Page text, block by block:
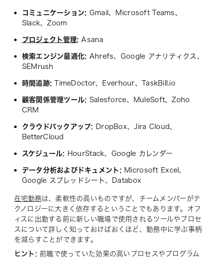
コミュニケーション: Gmail、Microsoft Teams、
Slack、Zoom
プロジェクト管理: Asana
検索エンジン最適化: Ahrefs、Google アナリティクス、
SEMrush
時間追跡: TimeDoctor、Everhour、TaskBill.io
顧客関係管理ツール: Salesforce、MuleSoft、Zoho
CRM
クラウドバックアップ:
DropBox、Jira Cloud、
BetterCloud
スケジュール: HourStack、Google カレンダー
データ分析およびドキュメント: Microsoft Excel、
Google スプレッドシート、Databox
在宅勤務は、柔軟性の高いものですが、チームメンバーがテ
クノロジーに大きく依存するということでもあります。オフ
ィスに出勤する前に新しい職場で使用されるツールやプロセ
スについて詳しく知っておけばおくほど、勤務中に学ぶ事柄
を減らすことができます。
ヒント: 前職で使っていた効果の高いプロセスやプログラム